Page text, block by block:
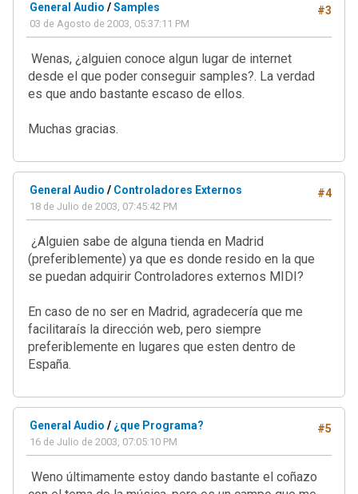
#3
General Audio /Samples
03 de Agosto de 2003, 05:37:11 PM
Wenas, ¿alguien conoce algun lugar de internet
desde el que poder conseguir samples?. La verdad
es que ando bastante escaso de ellos.
Muchas gracias.
#4
General Audio / Controladores Externos
18 de Julio de 2003, 07:45:42 PM
¿Alguien sabe de alguna tienda en Madrid
(preferiblemente) ya que es donde resido en la que
se puedan adquirir Controladores externos MIDI?
En caso de no ser en Madrid, agradecería que me
facilitaraís la dirección web, pero siempre
preferiblemente en lugares que esten dentro de
España.
#5
General Audio / ¿que Programa?
16 de Julio de 2003, 07:05:10 PM
Weno últimamente estoy dando bastante el coñazo